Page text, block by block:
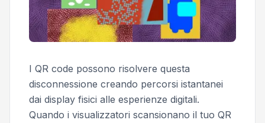
I QR code possono risolvere questa
disconnessione creando percorsi istantanei
dai display fisici alle esperienze digitali.
Quando i visualizzatori scansionano il tuo QR